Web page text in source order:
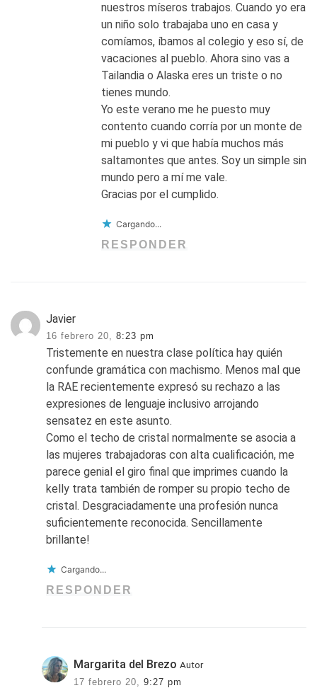
nuestros míseros trabajos. Cuando yo era
un niño solo trabajaba uno en casa y
comíamos, íbamos al colegio y eso sí, de
vacaciones al pueblo. Ahora sino vas a
Tailandia o Alaska eres un triste o no
tienes mundo.
Yo este verano me he puesto muy
contento cuando corría por un monte de
mi pueblo y vi que había muchos más
saltamontes que antes. Soy un simple sin
mundo pero a mí me vale.
Gracias por el cumplido.
Cargando...
RESPONDER
Javier
16 febrero 20, 8:23 pm
Tristemente en nuestra clase política hay quién
confunde gramática con machismo. Menos mal que
la RAE recientemente expresó su rechazo a las
expresiones de lenguaje inclusivo arrojando
sensatez en este asunto.
Como el techo de cristal normalmente se asocia a
las mujeres trabajadoras con alta cualificación, me
parece genial el giro final que imprimes cuando la
kelly trata también de romper su propio techo de
cristal. Desgraciadamente una profesión nunca
suficientemente reconocida. Sencillamente
brillante!
Cargando...
RESPONDER
Margarita del Brezo Autor
17 febrero 20,
9:27 pm